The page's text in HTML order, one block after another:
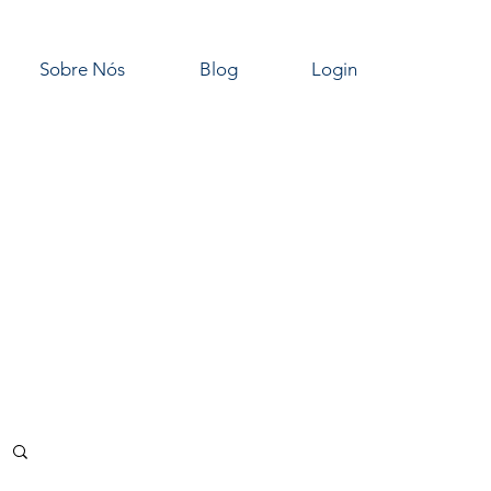
Sobre Nós Blog Login